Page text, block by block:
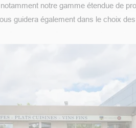
notre gamme étendue de
guidera également dans le choix